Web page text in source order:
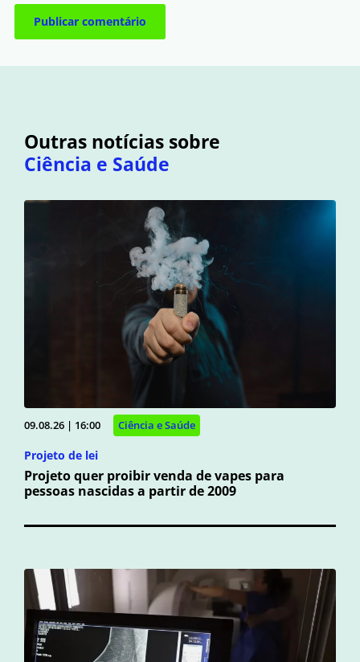
Outras notícias sobre
Ciência e Saúde
09.08.26 | 16:00 Ciência e Saúde
Projeto de lei
Projeto quer proibir venda de vapes para
pessoas nascidas a partir de 2009